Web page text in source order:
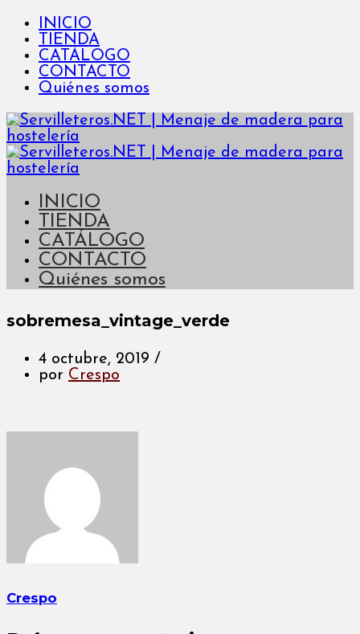
INICIO
TIENDA
CATÁLOGO
CONTACTO
Quiénes somos
INICIO
TIENDA
CATÁLOGO
CONTACTO
Quiénes somos
sobremesa_vintage_verde
4 octubre, 2019 /
por Crespo
Crespo